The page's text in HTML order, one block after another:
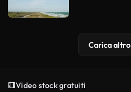
Carica altro
Video stock gratuiti